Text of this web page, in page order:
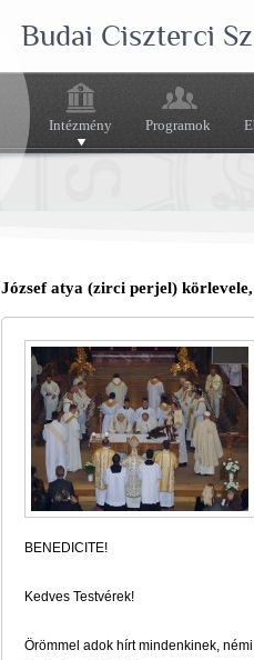
Budai Ciszterci
Intézmény Programok
József atya (zirci perjel)
BENEDICITE!
Kedves Testvérek!
Örömmel adok hírt mindenkinek,